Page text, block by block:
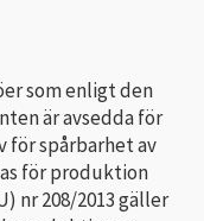
som enligt den
är avsedda för
för spårbarhet av
för produktion
nr 208/2013 gäller